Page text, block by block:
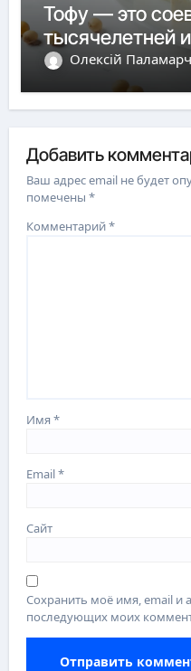
Тофу — это
тысячелетней
Олексій
Добавить
Ваш адрес email не будет
помечены*
Комментарий*
Имя*
Email*
Сайт
Сохранить моё имя, email и
последующих моих